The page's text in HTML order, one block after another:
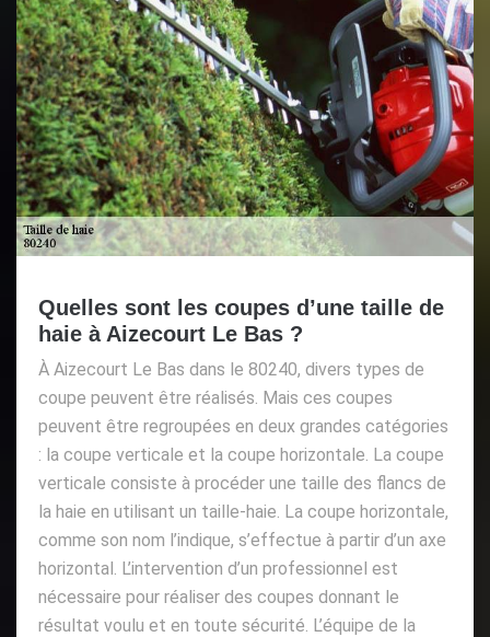
Quelles sont les coupes d’une taille de
haie à Aizecourt Le Bas ?
À Aizecourt Le Bas dans le 80240, divers types de
coupe peuvent être réalisés. Mais ces coupes
peuvent être regroupées en deux grandes catégories
: la coupe verticale et la coupe horizontale. La coupe
verticale consiste à procéder une taille des flancs de
la haie en utilisant un taille-haie. La coupe horizontale,
comme son nom l’indique, s’effectue à partir d’un axe
horizontal. L’intervention d’un professionnel est
nécessaire pour réaliser des coupes donnant le
résultat voulu et en toute sécurité. L’équipe de la